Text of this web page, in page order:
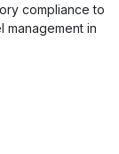
compliance to
management in